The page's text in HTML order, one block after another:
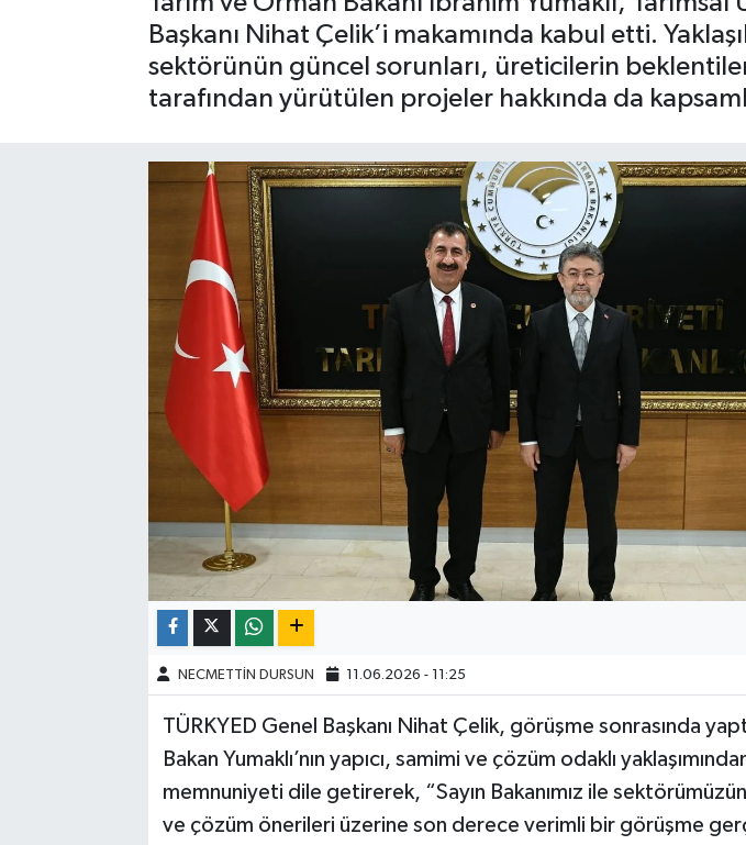
Başkanı Nihat Çelik’i makamında kabul etti.
sektörünün güncel sorunları, üreticilerin
tarafından yürütülen projeler hakkında da
NECMETTİN DURSUN 11.06.2026 - 11:25
TÜRKYED Genel Başkanı Nihat Çelik, görüşme sonrasında
Bakan Yumaklı’nın yapıcı, samimi ve çözüm odaklı
memnuniyeti dile getirerek, “Sayın Bakanımız ile
ve çözüm önerileri üzerine son derece verimli bir görüşme
Son Dakika Haberleri
Haber Arşivi